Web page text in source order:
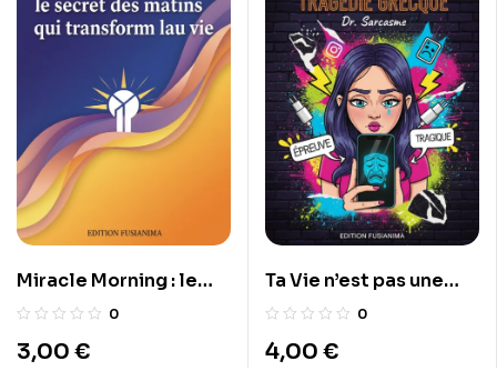
Miracle Morning : le
secret des matins qui
0
3,00 €
Ta Vie n’est pas une
Tragédie Grecque
0
4,00 €